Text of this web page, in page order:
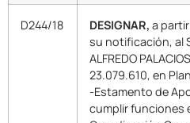
D244/18 DESIGNAR, a
su notificación, al
ALFREDO
23.079.610, en
-Estamento de
cumplir funciones